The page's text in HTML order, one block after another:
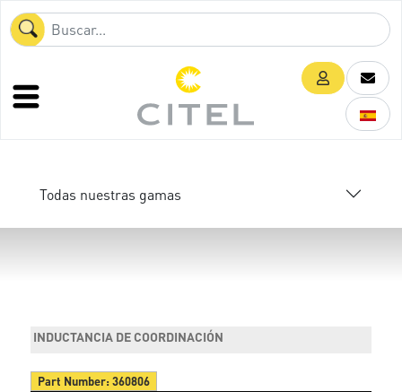
Todas nuestras gamas
INDUCTANCIA DE COORDINACIÓN
Part Number:360806